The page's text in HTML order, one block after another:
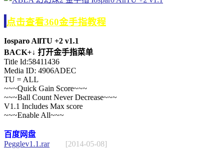
点击查看360金手指教程
Iosparo AllTU +2 v1.1
BACK+↓ 打开金手指菜单
Title Id:58411436
Media ID: 4906ADEC
TU = ALL
~~~Quick Gain Score~~~
~~~Ball Count Never Decrease~~~
V1.1 Includes Max score
~~~Enable All~~~
百度网盘
Pegglev1.1.rar
[2014-05-08]